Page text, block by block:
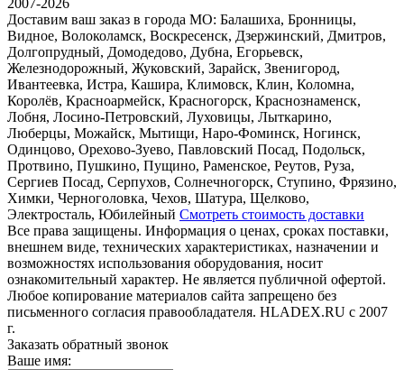
2007-2026
Доставим ваш заказ в города МО: Балашиха, Бронницы,
Видное, Волоколамск, Воскресенск, Дзержинский, Дмитров,
Долгопрудный, Домодедово, Дубна, Егорьевск,
Железнодорожный, Жуковский, Зарайск, Звенигород,
Ивантеевка, Истра, Кашира, Климовск, Клин, Коломна,
Королёв, Красноармейск, Красногорск, Краснознаменск,
Лобня, Лосино-Петровский, Луховицы, Лыткарино,
Люберцы, Можайск, Мытищи, Наро-Фоминск, Ногинск,
Одинцово, Орехово-Зуево, Павловский Посад, Подольск,
Протвино, Пушкино, Пущино, Раменское, Реутов, Руза,
Сергиев Посад, Серпухов, Солнечногорск, Ступино, Фрязино,
Химки, Черноголовка, Чехов, Шатура, Щелково,
Электросталь, Юбилейный Смотреть стоимость доставки
Все права защищены. Информация о ценах, сроках поставки,
внешнем виде, технических характеристиках, назначении и
возможностях использования оборудования, носит
ознакомительный характер. Не является публичной офертой.
Любое копирование материалов сайта запрещено без
письменного согласия правообладателя. HLADEX.RU c 2007
г.
Заказать обратный звонок
Ваше имя: